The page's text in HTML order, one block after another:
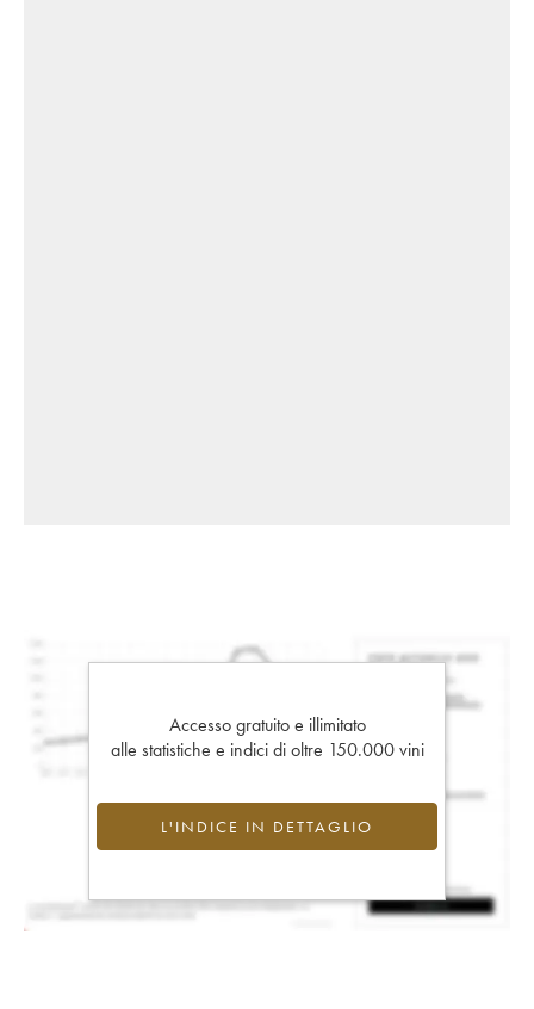
Accesso gratuito e illimitato
alle statistiche e indici di oltre 150.000 vini
L'INDICE IN DETTAGLIO